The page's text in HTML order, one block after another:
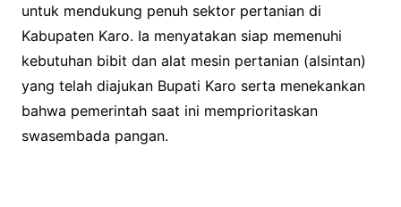
untuk mendukung penuh sektor pertanian di
Kabupaten Karo. Ia menyatakan siap memenuhi
kebutuhan bibit dan alat mesin pertanian (alsintan)
yang telah diajukan Bupati Karo serta menekankan
bahwa pemerintah saat ini memprioritaskan
swasembada pangan.